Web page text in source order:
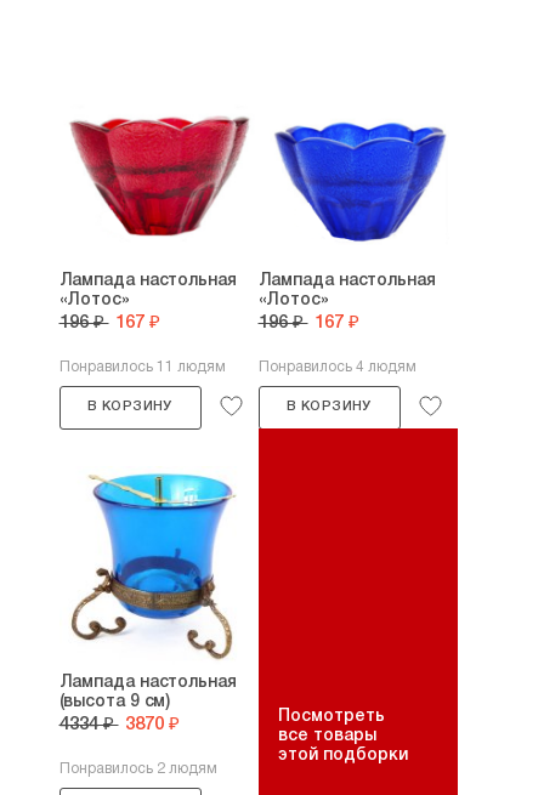
Лампада настольная
«Лотос»
196 ₽ 167 ₽
Понравилось 11 людям
В КОРЗИНУ
Лампада настольная
«Лотос»
196 ₽ 167 ₽
Понравилось 4 людям
В КОРЗИНУ
Лампада настольная
(высота 9 см)
4334 ₽ 3870 ₽
Понравилось 2 людям
Посмотреть
все товары
этой подборки